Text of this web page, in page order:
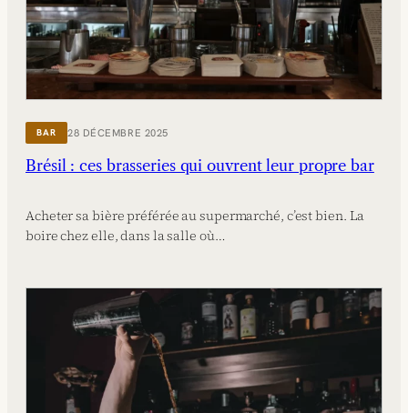
BAR 28 DÉCEMBRE 2025
Brésil : ces brasseries qui ouvrent leur propre bar
Acheter sa bière préférée au supermarché, c’est bien. La
boire chez elle, dans la salle où…